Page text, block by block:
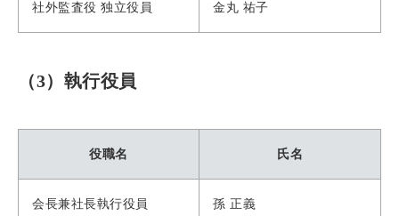
社外監査役 独立役員 金丸 祐子
（3）執行役員
役職名 氏名
会長兼社長執行役員 孫 正義